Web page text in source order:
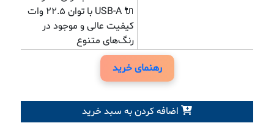
🔌 USB-A با توان ۲۲.۵ وات
کیفیت عالی و موجود در
رنگ‌های متنوع
رهنمای خرید
اضافه کردن به سبد خرید